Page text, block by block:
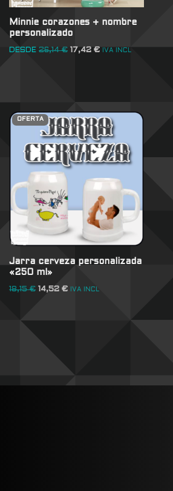
Minnie corazones + nombre
personalizado
DESDE 26,14€ 17,42 € IVA INCL
OFERTA
Jarra cerveza personalizada
«250 ml»
18,15€ 14,52 € IVA INCL